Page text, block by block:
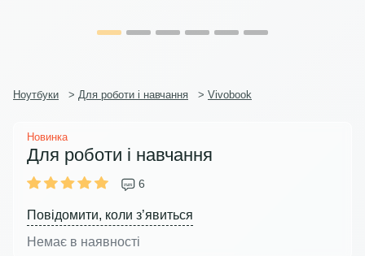
Ноутбуки > Для роботи і навчання > Vivobook
Новинка
Для роботи і навчання
6
Повідомити, коли з’явиться
Немає в наявності